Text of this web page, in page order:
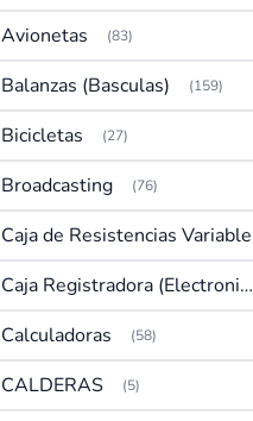
Avionetas (83)
Balanzas (Basculas) (159)
Bicicletas (27)
Broadcasting (76)
Caja de Resistencias Variable
Caja Registradora (Electronic Cash Register)
Calculadoras (58)
CALDERAS (5)